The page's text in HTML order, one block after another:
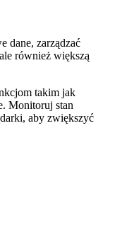
dane, zarządzać
również większą
takim jak
Monitoruj stan
aby zwiększyć